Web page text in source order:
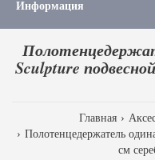
Информация
Sculpture
Главная
Полотенцедержатель
см